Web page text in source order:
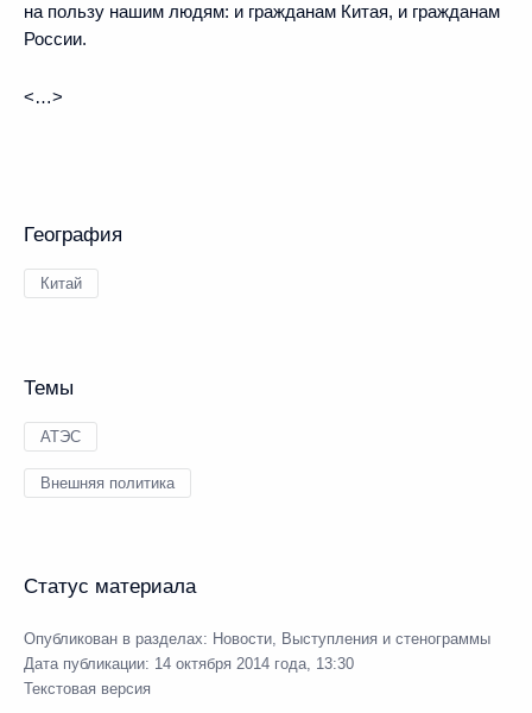
на пользу нашим людям: и гражданам Китая, и гражданам
России.
<…>
География
Китай
Темы
АТЭС
Внешняя политика
Статус материала
Опубликован в разделах: Новости, Выступления и стенограммы
Дата публикации: 14 октября 2014 года, 13:30
Текстовая версия